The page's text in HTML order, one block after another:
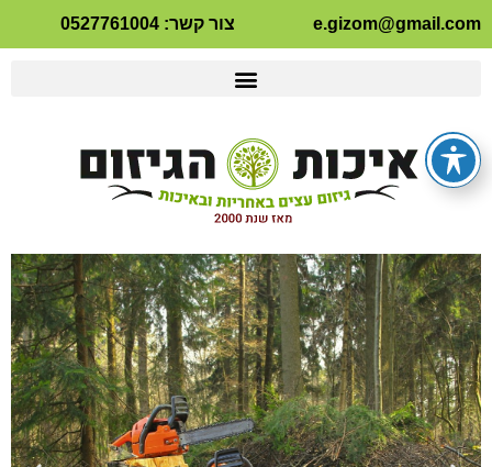
e.gizom@gmail.com צור קשר: 0527761004